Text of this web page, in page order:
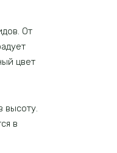
От
цвет
высоту.
в